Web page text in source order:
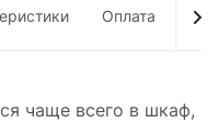
Оплата
чаще всего в шкаф,